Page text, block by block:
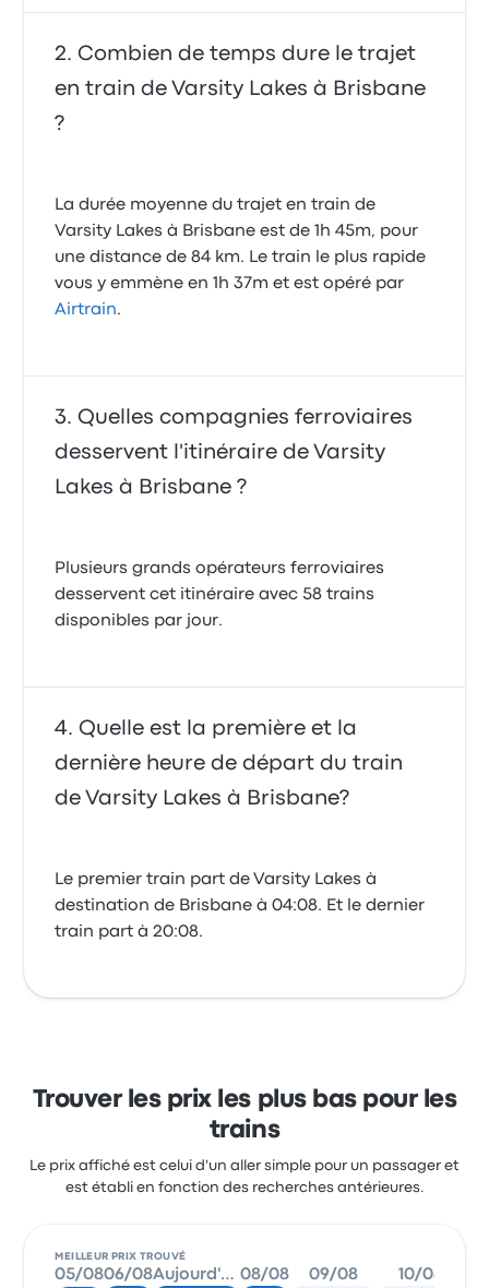
Combien de temps dure le trajet
en train de Varsity Lakes à Brisbane
?
La durée moyenne du trajet en train de
Varsity Lakes à Brisbane est de 1h 45m, pour
une distance de 84 km. Le train le plus rapide
vous y emmène en 1h 37m et est opéré par
Airtrain.
Quelles compagnies ferroviaires
desservent l'itinéraire de Varsity
Lakes à Brisbane ?
Plusieurs grands opérateurs ferroviaires
desservent cet itinéraire avec 58 trains
disponibles par jour.
Quelle est la première et la
dernière heure de départ du train
de Varsity Lakes à Brisbane?
Le premier train part de Varsity Lakes à
destination de Brisbane à 04:08. Et le dernier
train part à 20:08.
Trouver les prix les plus bas pour les
trains
Le prix affiché est celui d'un aller simple pour un passager et
est établi en fonction des recherches antérieures.
MEILLEUR PRIX TROUVÉ
05/0806/08 Aujourd'hui 08/08 09/08 10/08